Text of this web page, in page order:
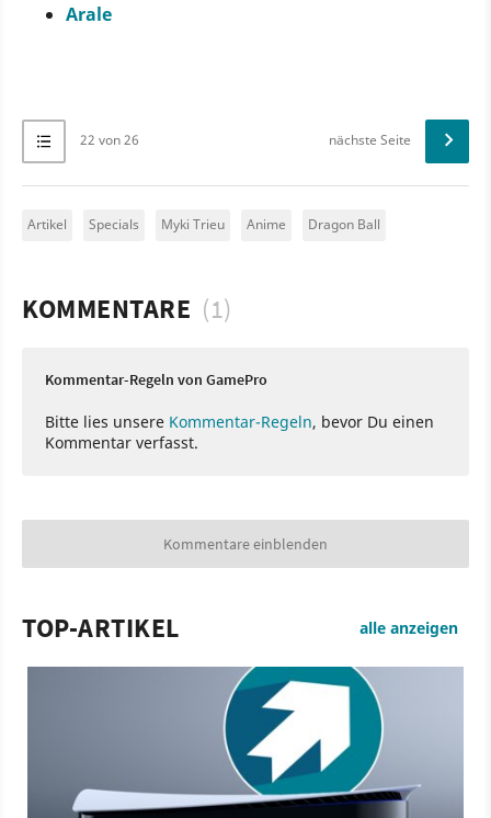
Arale
22 von 26 nächste Seite
Artikel Specials Myki Trieu Anime Dragon Ball
KOMMENTARE (1)
Kommentar-Regeln von GamePro
Bitte lies unsere Kommentar-Regeln, bevor Du einen
Kommentar verfasst.
Kommentare einblenden
TOP-ARTIKEL alle anzeigen